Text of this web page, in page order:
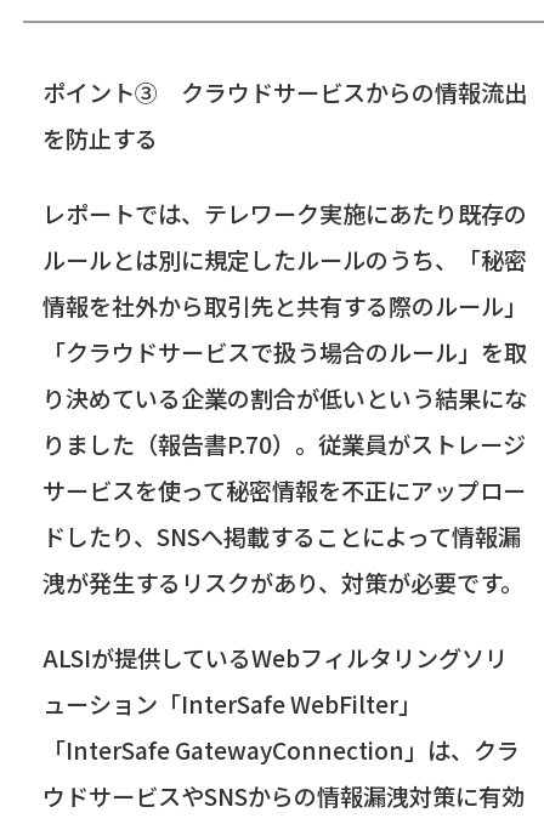
ポイント③ クラウドサービスからの情報流出
を防止する
レポートでは、 テレワーク実施にあたり既存の
ルールとは別に規定したルールのうち、「秘密
情報を社外から取引先と共有する際のルール」
「クラウドサービスで扱う場合のルール」を取
り決めている企業の割合が低いという結果にな
りました（報告書P.70）。従業員がストレージ
サービスを使って秘密情報を不正にアップロー
ドしたり、SNSへ掲載することによって情報漏
洩が発生するリスクがあり、対策が必要です。
ALSIが提供しているWebフィルタリングソリ
ューション 「InterSafe WebFilter」
「InterSafe GatewayConnection」は、クラ
ウドサービスやSNSからの情報漏洩対策に有効